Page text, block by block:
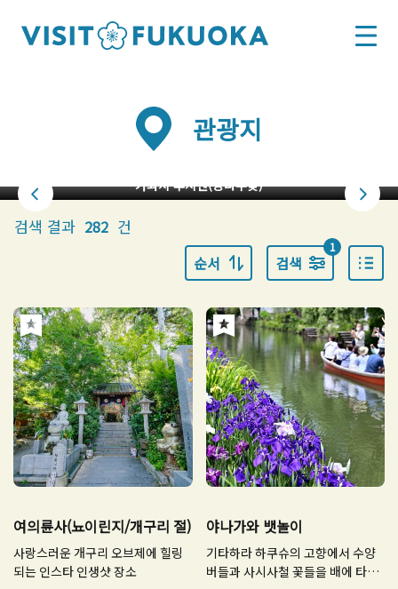
관광지
가와치 후지엔(등나무꽃)
검색 결과 282 건
순서 검색
1
여의륜사(뇨이린지/개구리 절)
사랑스러운 개구리 오브제에 힐링
되는 인스타 인생샷 장소
야나가와 뱃놀이
기타하라 하쿠슈의 고향에서 수양
버들과 사시사철 꽃들을 배에 타고